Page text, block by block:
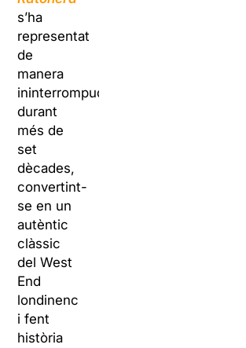
s’ha
representat
de
manera
ininterrompuda
durant
més de
set
dècades,
convertint-
se en un
autèntic
clàssic
del West
End
londinenc
i fent
història